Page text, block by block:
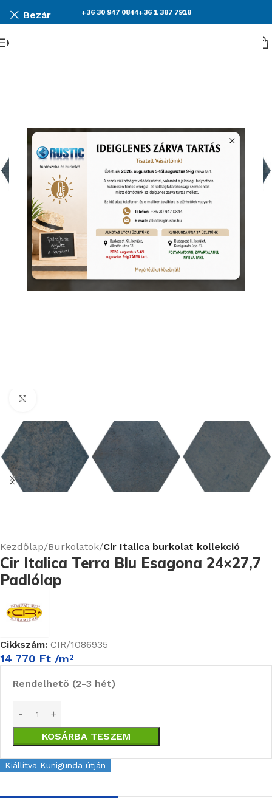
Bezár +36 30 947 0844+36 1 387 7918
Menü
Kezdőlap Burkolatok Cir Italica burkolat kollekció
Cir Italica Terra Blu Esagona 24×27,7
Padlólap
Cikkszám: CIR/1086935
14 770 Ft /m2
Rendelhető (2-3 hét)
KOSÁRBA TESZEM
Kiállítva Kunigunda útján